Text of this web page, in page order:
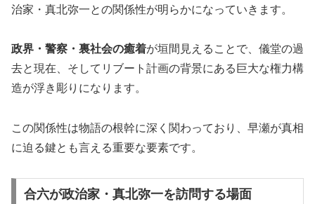
治家・真北弥一との関係性が明らかになっていきます。
政界・警察・裏社会の癒着が垣間見えることで、儀堂の過
去と現在、そしてリブート計画の背景にある巨大な権力構
造が浮き彫りになります。
この関係性は物語の根幹に深く関わっており、早瀬が真相
に迫る鍵とも言える重要な要素です。
合六が政治家・真北弥一を訪問する場面